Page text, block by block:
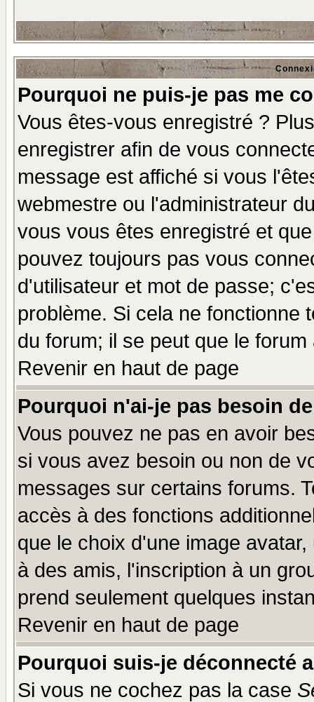
Pourquoi ne puis-je pas me
Vous êtes-vous enregistré ?
enregistrer afin de vous
message est affiché si vous
webmestre ou l'administrateur
vous vous êtes enregistré et
pouvez toujours pas vous
d'utilisateur et mot de passe;
problème. Si cela ne fonctionne
du forum; il se peut que le
Revenir en haut de page
Pourquoi n'ai-je pas besoin
Vous pouvez ne pas en avoir
si vous avez besoin ou non de
messages sur certains forums.
accès à des fonctions
que le choix d'une image
à des amis, l'inscription à un
prend seulement quelques
Revenir en haut de page
Pourquoi suis-je déconnecté
Si vous ne cochez pas la case